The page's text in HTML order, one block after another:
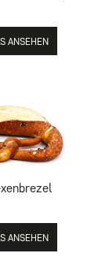
ANSEHEN
ANSEHEN